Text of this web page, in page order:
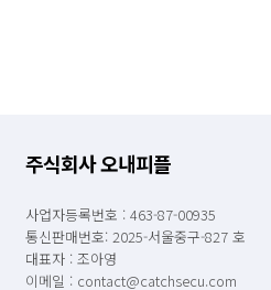
주식회사 오내피플
사업자등록번호 : 463-87-00935
통신판매번호: 2025-서울중구-827 호
대표자 : 조아영
이메일 : contact@catchsecu.com